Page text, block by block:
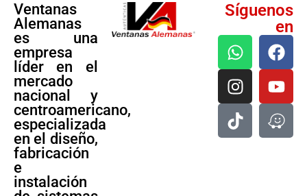
Ventanas
Alemanas
es una
empresa
líder en el
mercado
nacional y
centroamericano,
especializada
en el diseño,
fabricación
e
instalación
Síguenos
en